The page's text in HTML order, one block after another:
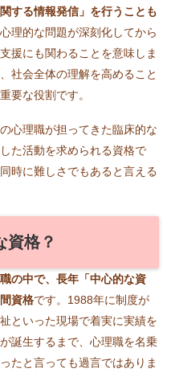
する情報発信」を行うことも
理的な問題が深刻化してから
援にも関わることを意味しま
社会全体の理解を高めること
要な役割です。
心理職が担ってきた臨床的な
た活動を求められる資格で
時に難しさでもあると言える
資格？
の中で、長年「中心的な資
資格です。1988年に制度が
といった現場で着実に実績を
誕生するまで、心理職を名乗
たと言っても過言ではありま